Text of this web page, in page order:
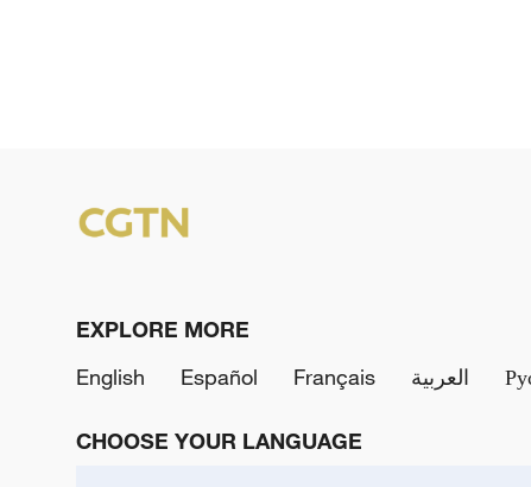
EXPLORE MORE
English
Español Français العربية
CHOOSE YOUR LANGUAGE